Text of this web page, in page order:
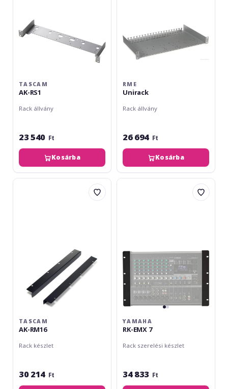
TASCAM
AK-RS1
Rack állvány
23 540 Ft
Kosárba
RME
Unirack
Rack állvány
26 694 Ft
Kosárba
Tascam
TASCAM
AK-RM16
Rack készlet
30 214 Ft
Yamaha
YAMAHA
RK-EMX 7
Rack szerelési készlet
34 833 Ft